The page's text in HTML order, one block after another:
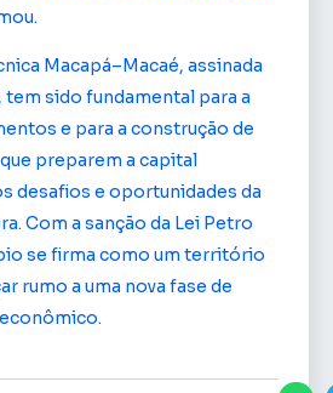
Macapá–Macaé, assinada
tem sido fundamental para a
e para a construção de
preparem a capital
desafios e oportunidades da
Com a sanção da Lei Petro
se firma como um território
rumo a uma nova fase de